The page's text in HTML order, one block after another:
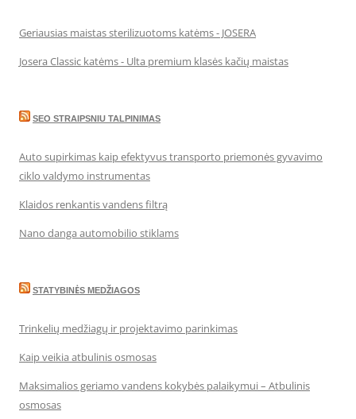
Geriausias maistas sterilizuotoms katėms - JOSERA
Josera Classic katėms - Ulta premium klasės kačių maistas
SEO STRAIPSNIU TALPINIMAS
Auto supirkimas kaip efektyvus transporto priemonės gyvavimo
ciklo valdymo instrumentas
Klaidos renkantis vandens filtrą
Nano danga automobilio stiklams
STATYBINĖS MEDŽIAGOS
Trinkelių medžiagų ir projektavimo parinkimas
Kaip veikia atbulinis osmosas
Maksimalios geriamo vandens kokybės palaikymui – Atbulinis
osmosas